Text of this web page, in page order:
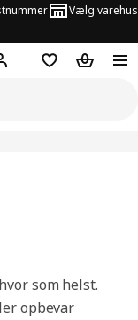
Vælg varehus
Log ind her
Huskeliste
Kurv
som helst.
opbevar